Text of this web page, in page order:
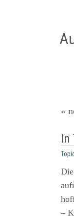
«
In
–